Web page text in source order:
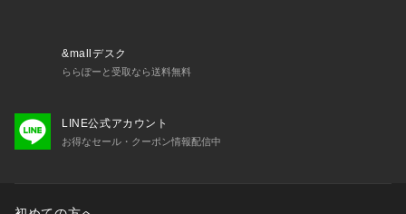
&mallデスク
ららぽーと受取なら送料無料
LINE公式アカウント
お得なセール・クーポン情報配信中